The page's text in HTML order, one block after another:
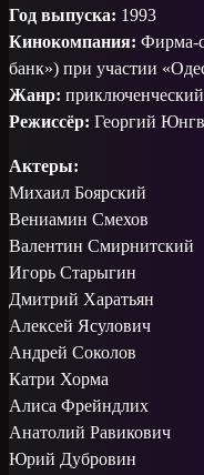
Год выпуска: 1993
Кинокомпания: Фирма-
банк») при участии
Жанр:
Режиссёр: Георгий
Актеры:
Михаил Боярский
Вениамин Смехов
Валентин Смирнитский
Игорь Старыгин
Дмитрий Харатьян
Алексей Ясулович
Андрей Соколов
Катри Хорма
Алиса Фрейндлих
Анатолий Равикович
Юрий Дубровин